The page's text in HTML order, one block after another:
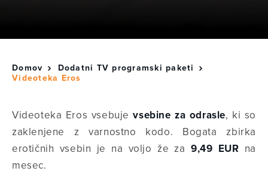
Domov
Dodatni TV programski paketi
Videoteka Eros
Videoteka Eros vsebujevsebine za odrasle, ki so
zaklenjene z varnostno kodo. Bogata zbirka
erotičnih vsebin je na voljo že za 9,49 EUR na
mesec.